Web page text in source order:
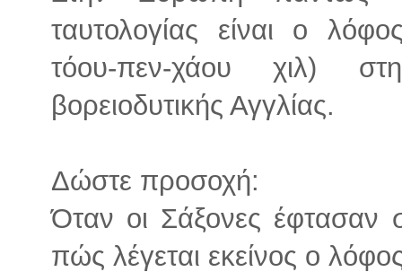
ταυτολογίας είναι ο
τόου-πεν-χάου χιλ)
βορειοδυτικής Αγγλίας.
Δώστε προσοχή:
Όταν οι Σάξονες έφτασαν
πώς λέγεται εκείνος ο